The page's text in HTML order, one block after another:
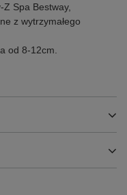
Spa Bestway,
z wytrzymałego
od 8-12cm.